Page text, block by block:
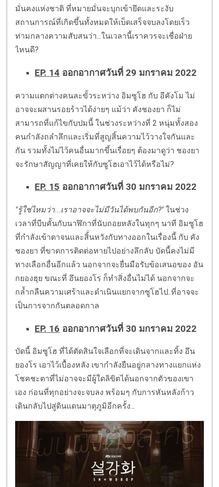
มั่นคงแห่งชาติ ที่หมายมั่นจะบุกเข้ายึดและระงับ
สถานการณ์ที่เกิดขึ้นทั้งหมดให้เบ็ดเสร็จจบลงโดยเร็ว
ท่ามกลางความสับสนว่า...ในเวลานี้เราควรจะเชื่อฝ่าย
ไหนดี?
EP. 14 ออกอากาศวันที่ 29 มกราคม 2022
ความแตกต่างคนละขั้วระหว่าง อิมซูโฮ กับ อีคังโม ไม่
อาจจะผสานรอยร้าวได้ง่ายๆ แม้ว่า คังชองยา ก็ไม่
สามารถที่แก้ไขกับปมนี้ ในช่วงระหว่างที่ 2 หนุ่มทั้งสอง
คนกำลังถลำลึกและเริ่มที่สูญสิ้นความไว้วางใจกันและ
กัน รวมทั้งไม่ไว้คนอื่นมากขึ้นเรื่อยๆ ต้องมาดูว่า ชองยา
จะรักษาสัญญาที่เคยให้กับซูโฮเอาไว้ได้หรือไม่?
EP. 15 ออกอากาศวันที่ 30 มกราคม 2022
"รู้ใช่ไหมว่า...เราอาจจะไม่มีวันได้พบกันอีก?"ในช่วง
เวลาที่บีบคั้นกับนาฬิกาที่นับถอยหลังในทุกๆ นาที อิมซูโฮ
ที่กำลังเข้าตาจนและสิ้่นหวังกับทางออกในเรื่องนี้ กับ คัง
ชองยา ที่ขาดการติดต่อหายไปอย่างลึกลับ บัดนี้คงไม่มี
ทางเลือกอื่นอีกแล้ว นอกจากจะยื่นมือรับข้อเสนอของ อัน
กยองฮุย ขณะที่ อึนยองโร ก็ทำสิ่งอื่นไม่ได้ นอกจากจะ
กล้ำกลืนความเศร้าและดำเนินแยกจากซูโฮไป..ที่อาจจะ
เป็นการจากกันตลอดกาล
EP. 16 ออกอากาศวันที่ 30 มกราคม 2022
บัดนี้ อิมซูโฮ ที่ได้ตัดสินใจเลือกที่จะเดินจากและทิ้ง อึน
ยองโร เอาไว้เบื้องหลัง เขากำลังยืนอยู่กลางทางแยกแห่ง
โชคชะตาที่ไม่อาจจะมีผู้ใดลิขิตได้นอกจากตัวของเขา
เอง ก่อนที่ทุกอย่างจะจบลง พร้อมๆ กับการหันหลังก้าว
เดินกลับไปสู่ดินแดนมาตุภูมิอีกครั้ง...